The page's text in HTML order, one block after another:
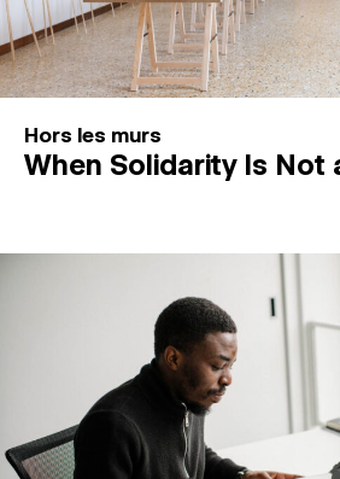
Hors les murs
When Solidarity Is Not